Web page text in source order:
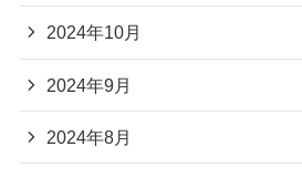
2024年10月
2024年9月
2024年8月